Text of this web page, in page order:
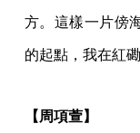
方。這樣一片傍
的起點，我在紅
【周項萱】